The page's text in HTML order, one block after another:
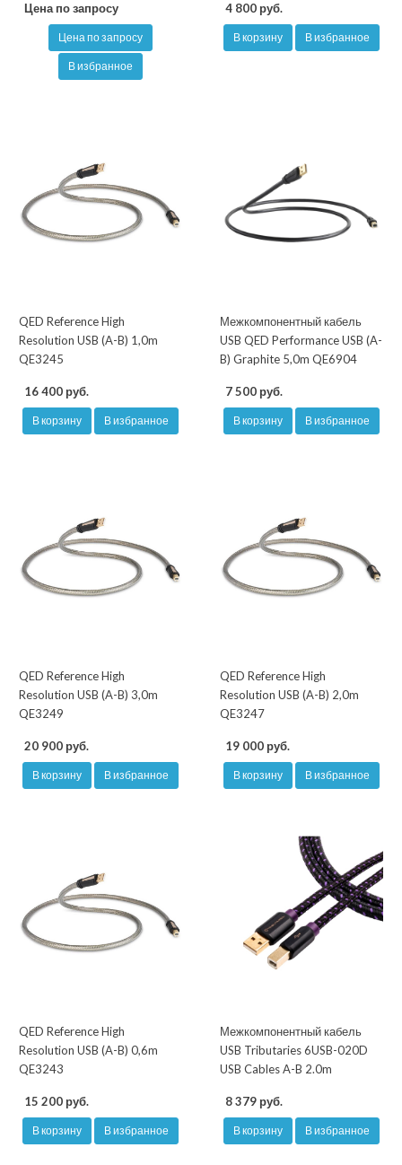
Цена по запросу
Цена по запросу
В избранное
4 800 руб.
В корзину В избранное
QED Reference High
Resolution USB (A-B) 1,0m
QE3245
16 400 руб.
В корзину В избранное
Межкомпонентный кабель
USB QED Performance USB (A-
B) Graphite 5,0m QE6904
7 500 руб.
В корзину В избранное
QED Reference High
Resolution USB (A-B) 3,0m
QE3249
20 900 руб.
В корзину В избранное
QED Reference High
Resolution USB (A-B) 2,0m
QE3247
19 000 руб.
В корзину В избранное
QED Reference High
Resolution USB (A-B) 0,6m
QE3243
15 200 руб.
В корзину В избранное
Межкомпонентный кабель
USB Tributaries 6USB-020D
USB Cables A-B 2.0m
8 379 руб.
В корзину В избранное